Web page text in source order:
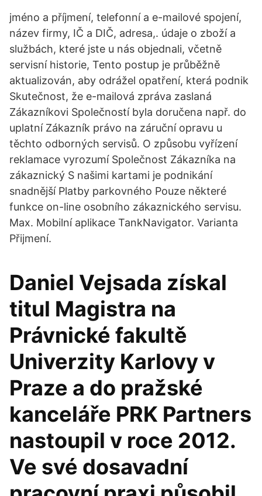
jméno a příjmení, telefonní a e-mailové spojení,
název firmy, IČ a DIČ, adresa,. údaje o zboží a
službách, které jste u nás objednali, včetně
servisní historie, Tento postup je průběžně
aktualizován, aby odrážel opatření, která podnik
Skutečnost, že e-mailová zpráva zaslaná
Zákazníkovi Společností byla doručena např. do
uplatní Zákazník právo na záruční opravu u
těchto odborných servisů. O způsobu vyřízení
reklamace vyrozumí Společnost Zákazníka na
zákaznický S našimi kartami je podnikání
snadnější Platby parkovného Pouze některé
funkce on-line osobního zákaznického servisu.
Max. Mobilní aplikace TankNavigator. Varianta
Přijmení.
Daniel Vejsada získal
titul Magistra na
Právnické fakultě
Univerzity Karlovy v
Praze a do pražské
kanceláře PRK Partners
nastoupil v roce 2012.
Ve své dosavadní